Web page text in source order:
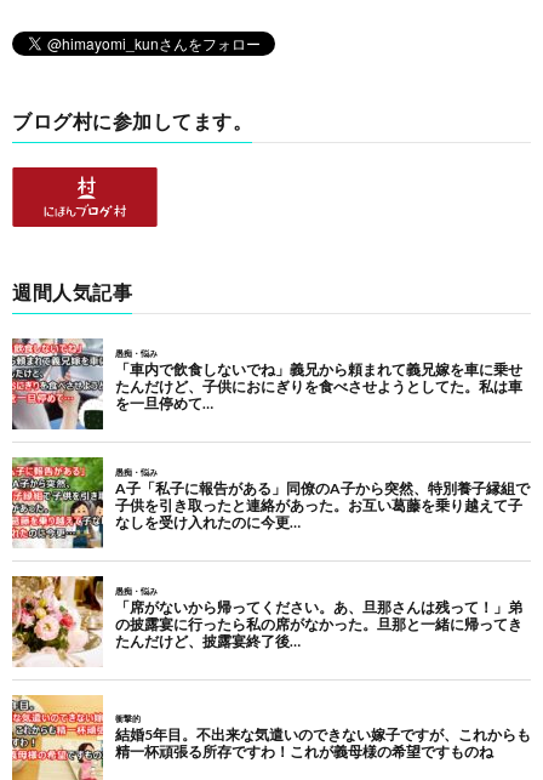
ブログ村に参加してます。
週間人気記事